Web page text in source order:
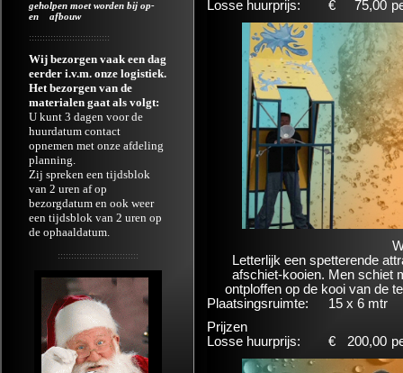
geholpen moet worden bij op-
en afbouw
::::::::::::::::::::::::::::::
Wij bezorgen vaak een dag
eerder i.v.m. onze logistiek.
Het bezorgen van de
materialen gaat als volgt:
U kunt 3 dagen voor de
huurdatum contact
opnemen met onze afdeling
planning.
Zij spreken een tijdsblok
van 2 uren af op
bezorgdatum en ook weer
een tijdsblok van 2 uren op
de ophaaldatum.
::::::::::::::::::::::::::::::
Losse huurprijs: € 75,00
Letterlijk een spetterende
afschiet-kooien. Men schiet
ontploffen op de kooi van de
Plaatsingsruimte:
15 x 6 mtr
Prijzen
Losse huurprijs:
€ 200,00